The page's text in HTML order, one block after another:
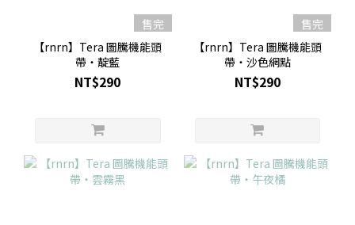
售完
【rnrn】Tera 圖騰機能頭
帶・靛藍
NT$290
售完
【rnrn】Tera 圖騰機能頭
帶・沙色網點
NT$290